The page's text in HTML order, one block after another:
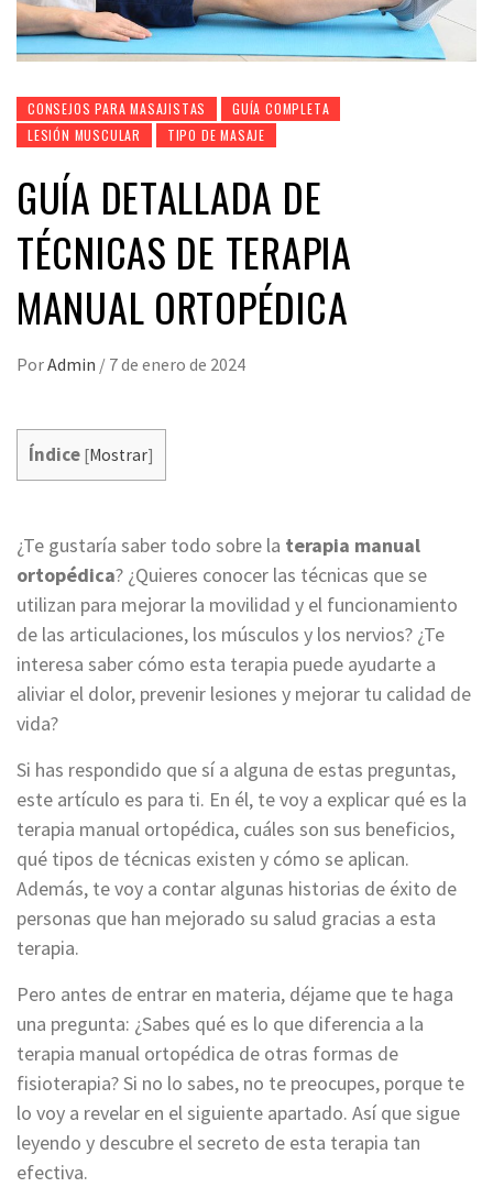
CONSEJOS PARA MASAJISTAS
GUÍA COMPLETA
LESIÓN MUSCULAR
TIPO DE MASAJE
GUÍA DETALLADA DE
TÉCNICAS DE TERAPIA
MANUAL ORTOPÉDICA
PorAdmin / 7 de enero de 2024
Índice [Mostrar]
¿Te gustaría saber todo sobre la terapia manual
ortopédica? ¿Quieres conocer las técnicas que se
utilizan para mejorar la movilidad y el funcionamiento
de las articulaciones, los músculos y los nervios? ¿Te
interesa saber cómo esta terapia puede ayudarte a
aliviar el dolor, prevenir lesiones y mejorar tu calidad de
vida?
Si has respondido que sí a alguna de estas preguntas,
este artículo es para ti. En él, te voy a explicar qué es la
terapia manual ortopédica, cuáles son sus beneficios,
qué tipos de técnicas existen y cómo se aplican.
Además, te voy a contar algunas historias de éxito de
personas que han mejorado su salud gracias a esta
terapia.
Pero antes de entrar en materia, déjame que te haga
una pregunta: ¿Sabes qué es lo que diferencia a la
terapia manual ortopédica de otras formas de
fisioterapia? Si no lo sabes, no te preocupes, porque te
lo voy a revelar en el siguiente apartado. Así que sigue
leyendo y descubre el secreto de esta terapia tan
efectiva.